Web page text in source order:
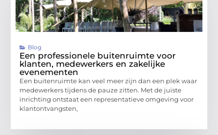
Blog
Een professionele buitenruimte voor
klanten, medewerkers en zakelijke
evenementen
Een buitenruimte kan veel meer zijn dan een plek waar
medewerkers tijdens de pauze zitten. Met de juiste
inrichting ontstaat een representatieve omgeving voor
klantontvangsten,